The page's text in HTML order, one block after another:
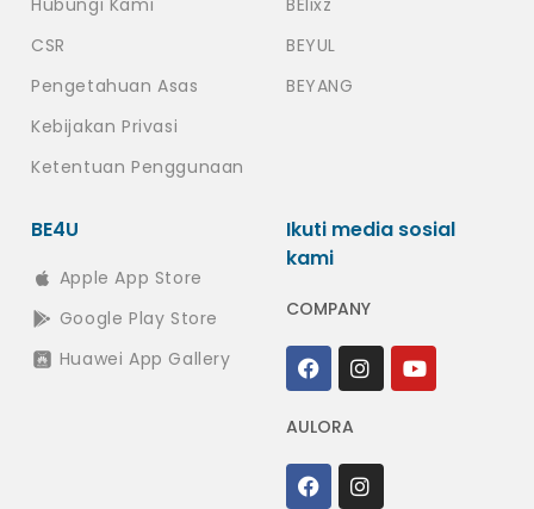
Hubungi Kami
CSR
Pengetahuan Asas
Kebijakan Privasi
Ketentuan Penggunaan
BElixz
BEYUL
BEYANG
BE4U
Apple App Store
Google Play Store
Huawei App Gallery
Ikuti media sosial
kami
COMPANY
AULORA